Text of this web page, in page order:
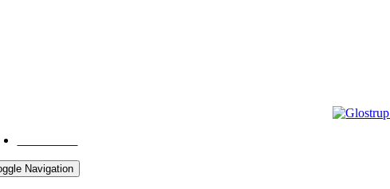
Navigation